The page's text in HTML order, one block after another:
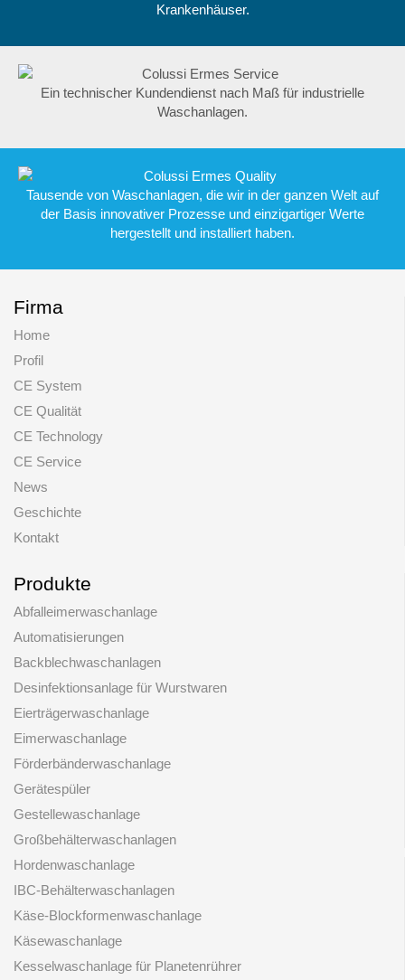
Krankenhäuser.
Ein technischer Kundendienst nach Maß für industrielle
Waschanlagen.
Tausende von Waschanlagen, die wir in der ganzen Welt auf
der Basis innovativer Prozesse und einzigartiger Werte
hergestellt und installiert haben.
Firma
Home
Profil
CE System
CE Qualität
CE Technology
CE Service
News
Geschichte
Kontakt
Produkte
Abfalleimerwaschanlage
Automatisierungen
Backblechwaschanlagen
Desinfektionsanlage für Wurstwaren
Eierträgerwaschanlage
Eimerwaschanlage
Förderbänderwaschanlage
Gerätespüler
Gestellewaschanlage
Großbehälterwaschanlagen
Hordenwaschanlage
IBC-Behälterwaschanlagen
Käse-Blockformenwaschanlage
Käsewaschanlage
Kesselwaschanlage für Planetenrührer